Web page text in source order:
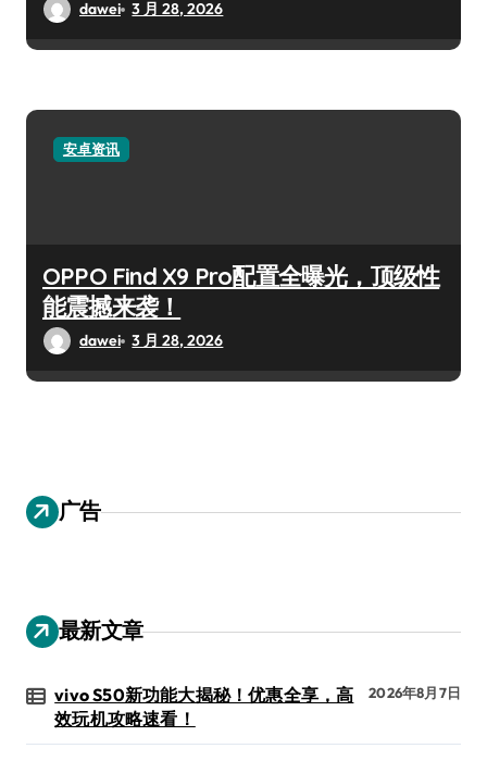
dawei 3 月 28, 2026
安卓资讯
OPPO Find X9 Pro配置全曝光，顶级性
能震撼来袭！
dawei 3 月 28, 2026
广告
最新文章
vivo S50新功能大揭秘！优惠全享，高
效玩机攻略速看！
2026年8月7日